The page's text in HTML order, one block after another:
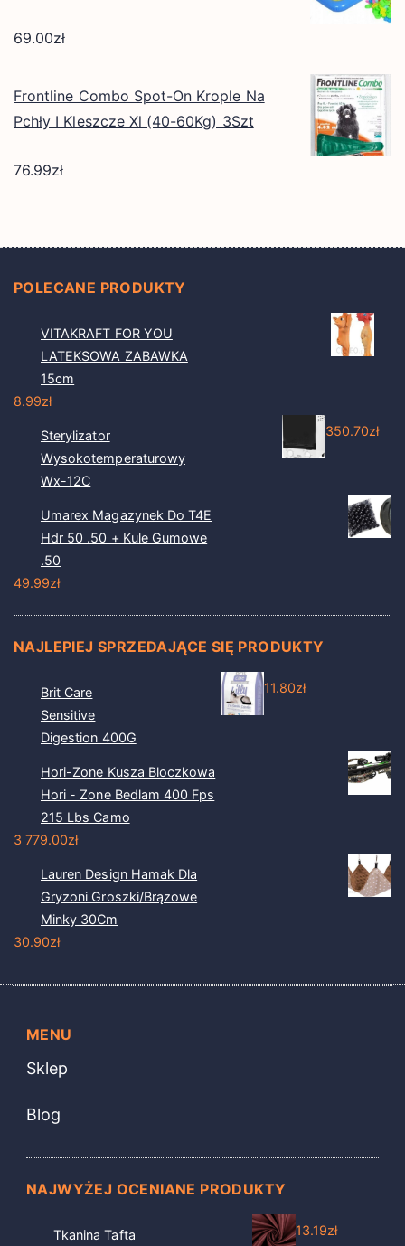
69.00zł
Frontline Combo Spot-On Krople Na
Pchły I Kleszcze Xl (40-60Kg) 3Szt
76.99zł
POLECANE PRODUKTY
VITAKRAFT FOR YOU
LATEKSOWA ZABAWKA
15cm
8.99zł
Sterylizator
Wysokotemperaturowy
Wx-12C
350.70zł
Umarex Magazynek Do T4E
Hdr 50 .50 + Kule Gumowe
.50
49.99zł
NAJLEPIEJ SPRZEDAJĄCE SIĘ PRODUKTY
Brit Care
Sensitive
Digestion 400G
11.80zł
Hori-Zone Kusza Bloczkowa
Hori - Zone Bedlam 400 Fps
215 Lbs Camo
3 779.00zł
Lauren Design Hamak Dla
Gryzoni Groszki/Brązowe
Minky 30Cm
30.90zł
MENU
Sklep
Blog
NAJWYŻEJ OCENIANE PRODUKTY
Tkanina Tafta 13.19zł